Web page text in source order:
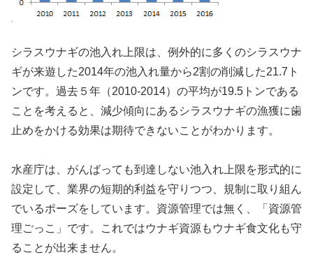
シラスウナギの池入れ上限は、例外的に多くのシラスウナ
ギが来遊した2014年の池入れ量から2割の削減した21.7ト
ンです。過去５年（2010-2014）の平均が19.5トンである
ことを考えると、減少傾向にあるシラスウナギの漁獲に歯
止めをかける効果は期待できないことがわかります。
水産庁は、がんばっても到達しない池入れ上限を形式的に
設定して、業界の短期的利益を守りつつ、規制に取り組ん
でいるポーズをしています。資源管理では無く、「資源管
理ごっこ」です。これではウナギ資源もウナギ食文化も守
ることが出来ません。